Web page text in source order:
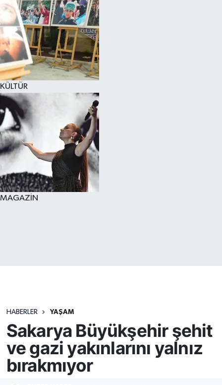
KÜLTÜR
MAGAZİN
HABERLER YAŞAM
Sakarya Büyükşehir şehit
ve gazi yakınlarını yalnız
bırakmıyor